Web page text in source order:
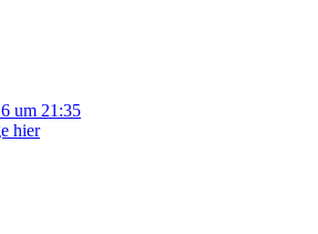
um 21:35
hier